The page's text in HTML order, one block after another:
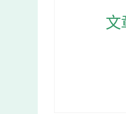
文